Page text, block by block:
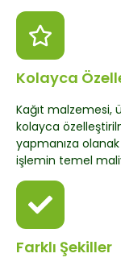
Kolayca
Kağıt malzemesi,
kolayca
yapmanıza
işlemin temel
Farklı Şekiller